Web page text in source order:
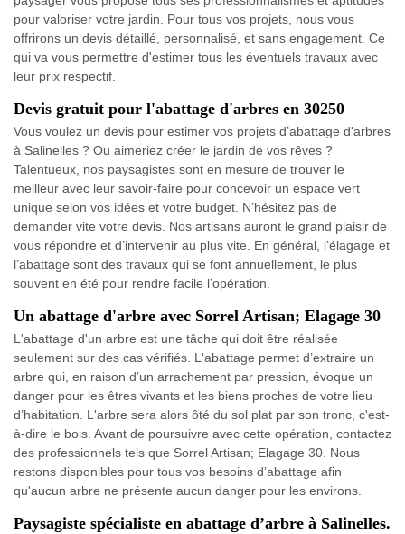
pour valoriser votre jardin. Pour tous vos projets, nous vous
offrirons un devis détaillé, personnalisé, et sans engagement. Ce
qui va vous permettre d'estimer tous les éventuels travaux avec
leur prix respectif.
Devis gratuit pour l'abattage d'arbres en 30250
Vous voulez un devis pour estimer vos projets d’abattage d'arbres
à Salinelles ? Ou aimeriez créer le jardin de vos rêves ?
Talentueux, nos paysagistes sont en mesure de trouver le
meilleur avec leur savoir-faire pour concevoir un espace vert
unique selon vos idées et votre budget. N’hésitez pas de
demander vite votre devis. Nos artisans auront le grand plaisir de
vous répondre et d’intervenir au plus vite. En général, l’élagage et
l’abattage sont des travaux qui se font annuellement, le plus
souvent en été pour rendre facile l’opération.
Un abattage d'arbre avec Sorrel Artisan; Elagage 30
L'abattage d'un arbre est une tâche qui doit être réalisée
seulement sur des cas vérifiés. L'abattage permet d’extraire un
arbre qui, en raison d’un arrachement par pression, évoque un
danger pour les êtres vivants et les biens proches de votre lieu
d’habitation. L'arbre sera alors ôté du sol plat par son tronc, c'est-
à-dire le bois. Avant de poursuivre avec cette opération, contactez
des professionnels tels que Sorrel Artisan; Elagage 30. Nous
restons disponibles pour tous vos besoins d’abattage afin
qu'aucun arbre ne présente aucun danger pour les environs.
Paysagiste spécialiste en abattage d’arbre à Salinelles.